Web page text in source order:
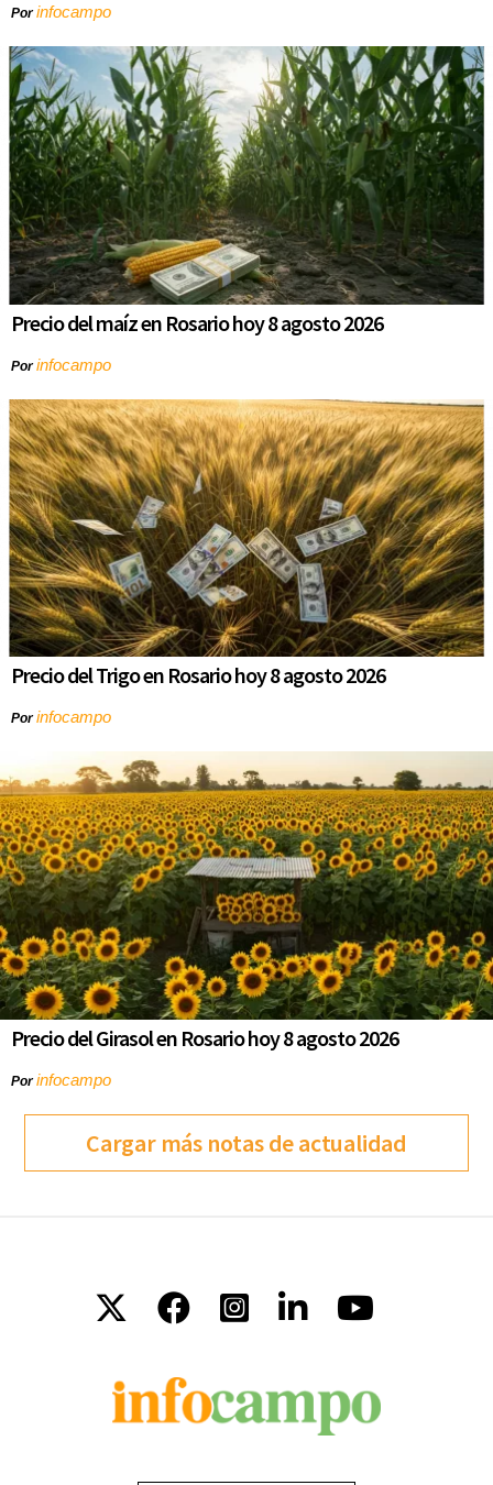
Porinfocampo
Precio del maíz en Rosario hoy 8 agosto 2026
Porinfocampo
Precio del Trigo en Rosario hoy 8 agosto 2026
Porinfocampo
Precio del Girasol en Rosario hoy 8 agosto 2026
Porinfocampo
Cargar más notas de actualidad